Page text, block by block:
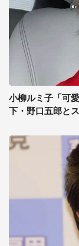
小柳ルミ子「可
下・野口五郎と